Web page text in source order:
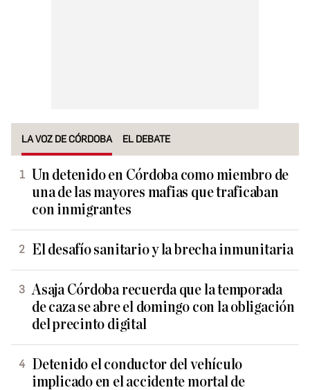
LA VOZ DE CÓRDOBA EL DEBATE
Un detenido en Córdoba como miembro de
una de las mayores mafias que traficaban
con inmigrantes
El desafío sanitario y la brecha inmunitaria
Asaja Córdoba recuerda que la temporada
de caza se abre el domingo con la obligación
del precinto digital
Detenido el conductor del vehículo
implicado en el accidente mortal de